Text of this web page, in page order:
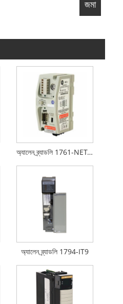
অ্যালেন ব্র্যাডলি 1761-NET-AIC
অ্যালেন ব্র্যাডলি 1794-IT9